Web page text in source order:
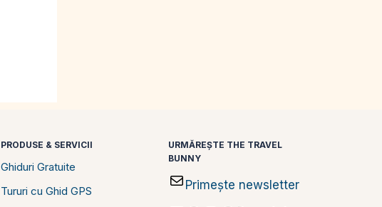
PRODUSE & SERVICII
Ghiduri Gratuite
Tururi cu Ghid GPS
URMĂREȘTE THE TRAVEL
BUNNY
Primește newsletter